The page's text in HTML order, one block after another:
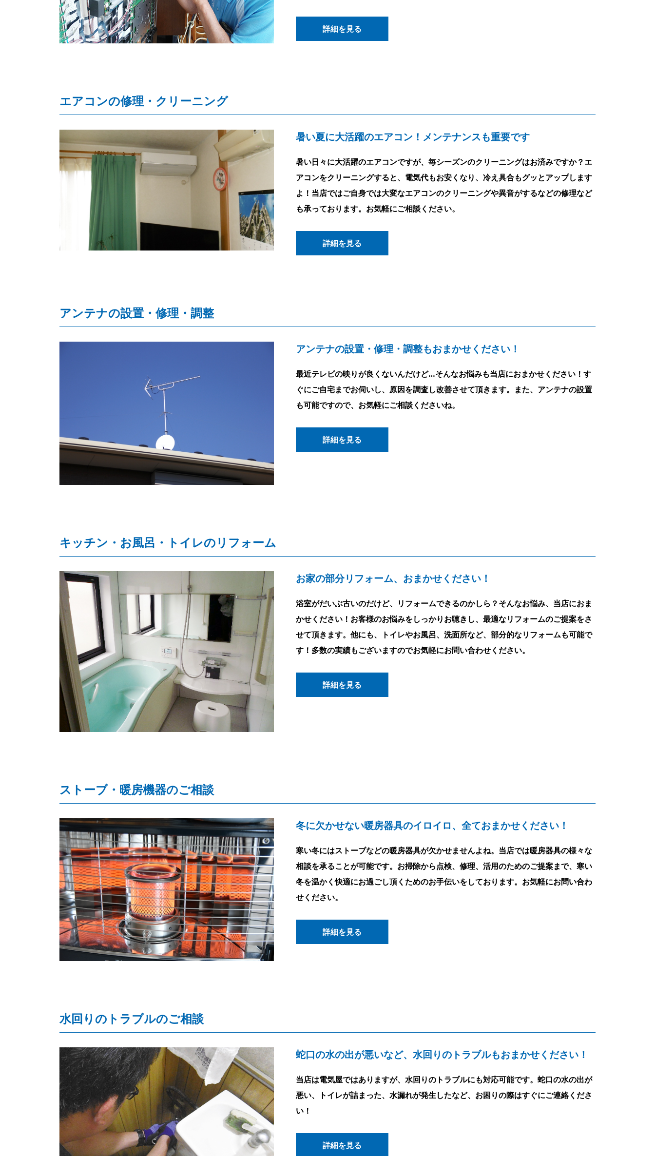
詳細を見る
エアコンの修理・クリーニング
暑い夏に大活躍のエアコン！メンテナンスも重要です
暑い日々に大活躍のエアコンですが、毎シーズンのクリーニングはお済みですか？エ
アコンをクリーニングすると、電気代もお安くなり、冷え具合もグッとアップします
よ！当店ではご自身では大変なエアコンのクリーニングや異音がするなどの修理など
も承っております。お気軽にご相談ください。
詳細を見る
アンテナの設置・修理・調整
アンテナの設置・修理・調整もおまかせください！
最近テレビの映りが良くないんだけど…そんなお悩みも当店におまかせください！す
ぐにご自宅までお伺いし、原因を調査し改善させて頂きます。また、アンテナの設置
も可能ですので、お気軽にご相談くださいね。
詳細を見る
キッチン・お風呂・トイレのリフォーム
お家の部分リフォーム、おまかせください！
浴室がだいぶ古いのだけど、リフォームできるのかしら？そんなお悩み、当店におま
かせください！お客様のお悩みをしっかりお聴きし、最適なリフォームのご提案をさ
せて頂きます。他にも、トイレやお風呂、洗面所など、部分的なリフォームも可能で
す！多数の実績もございますのでお気軽にお問い合わせください。
詳細を見る
ストーブ・暖房機器のご相談
冬に欠かせない暖房器具のイロイロ、全ておまかせください！
寒い冬にはストーブなどの暖房器具が欠かせませんよね。当店では暖房器具の様々な
相談を承ることが可能です。お掃除から点検、修理、活用のためのご提案まで、寒い
冬を温かく快適にお過ごし頂くためのお手伝いをしております。お気軽にお問い合わ
せください。
詳細を見る
水回りのトラブルのご相談
蛇口の水の出が悪いなど、水回りのトラブルもおまかせください！
当店は電気屋ではありますが、水回りのトラブルにも対応可能です。蛇口の水の出が
悪い、トイレが詰まった、水漏れが発生したなど、お困りの際はすぐにご連絡くださ
い！
詳細を見る